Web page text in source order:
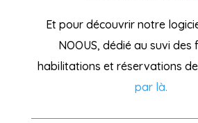
Et pour découvrir notre
NOOUS, dédié au suvi des
habilitations et réservations
par là.